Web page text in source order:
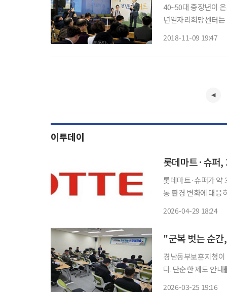
40~50대 중장년이
년일자리희망센터
2018-11-09 19:47
이투데이
롯데마트·슈퍼
롯데마트·슈퍼가 약
통 환경 변화에 대응하기 위한
2026-04-29 18:24
"군복 벗는 순
경남동부보훈지청이
다. 단순한 제도 안
2026-03-25 19:16